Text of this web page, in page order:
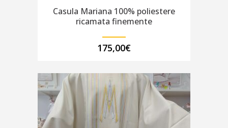
Casula Mariana 100% poliestere
ricamata finemente
175,00€